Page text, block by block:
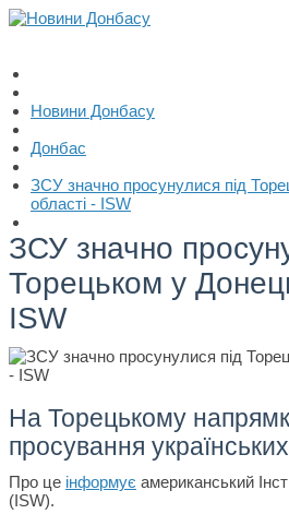
Новини Донбасу
Донбас
ЗСУ значно просунулися під
області - ISW
ЗСУ значно
Торецьком у
ISW
На Торецькому
просування українських
Про це інформує американський
(ISW).